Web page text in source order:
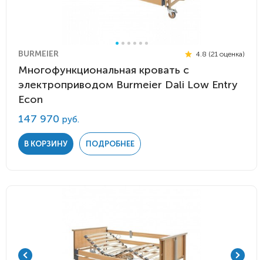
BURMEIER 4.8 (21 оценка)
Многофункциональная кровать с
электроприводом Burmeier Dali Low Entry
Econ
147 970 руб.
В КОРЗИНУ ПОДРОБНЕЕ